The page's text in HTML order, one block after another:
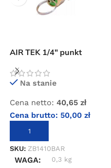
AIR TEK 1/4″ punkt
bezpieczeństwa
Na stanie
Cena netto: 40,65 zł
Cena brutto: 50,00 zł
DODAJ DO KOSZYKA
SKU: ZB1410BAR
WAGA 0,3 kg